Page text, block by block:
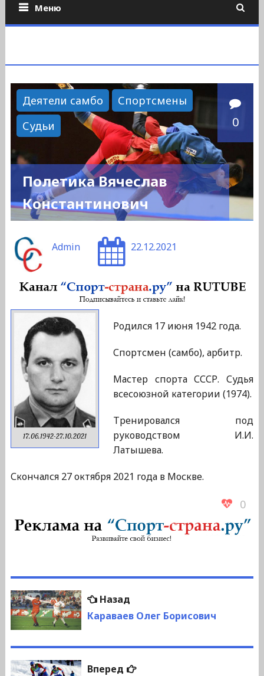
Меню
Деятели самбо
Спортсмены
Судьи
0
Полетика Вячеслав
Константинович
Admin 22.12.2021
17.06.1942-27.10.2021
Родился 17 июня 1942 года.
Спортсмен (самбо), арбитр.
Мастер спорта СССР. Судья
всесоюзной категории (1974).
Тренировался под
руководством И.И.
Латышева.
Скончался 27 октября 2021 года в Москве.
0
Навигация
по
записям
НазадПредыдущая
запись:
Караваев Олег Борисович
Вперед
Следующая